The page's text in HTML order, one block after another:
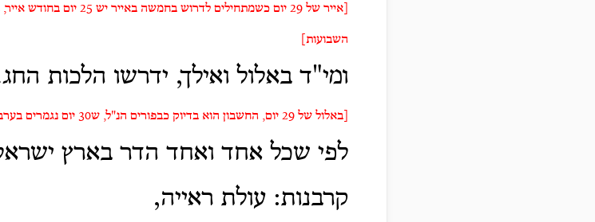
השבועות]
ומי"ד באלול ואילך, ידרשו הלכות
[באלול של 29 יום, החשבון הוא בדיוק כבפורים הנ"ל, ש30 יום נגמרים בערב חג הסוכות]
לפי שכל אחד ואחד הדר בארץ
קרבנות: עולת ראייה,